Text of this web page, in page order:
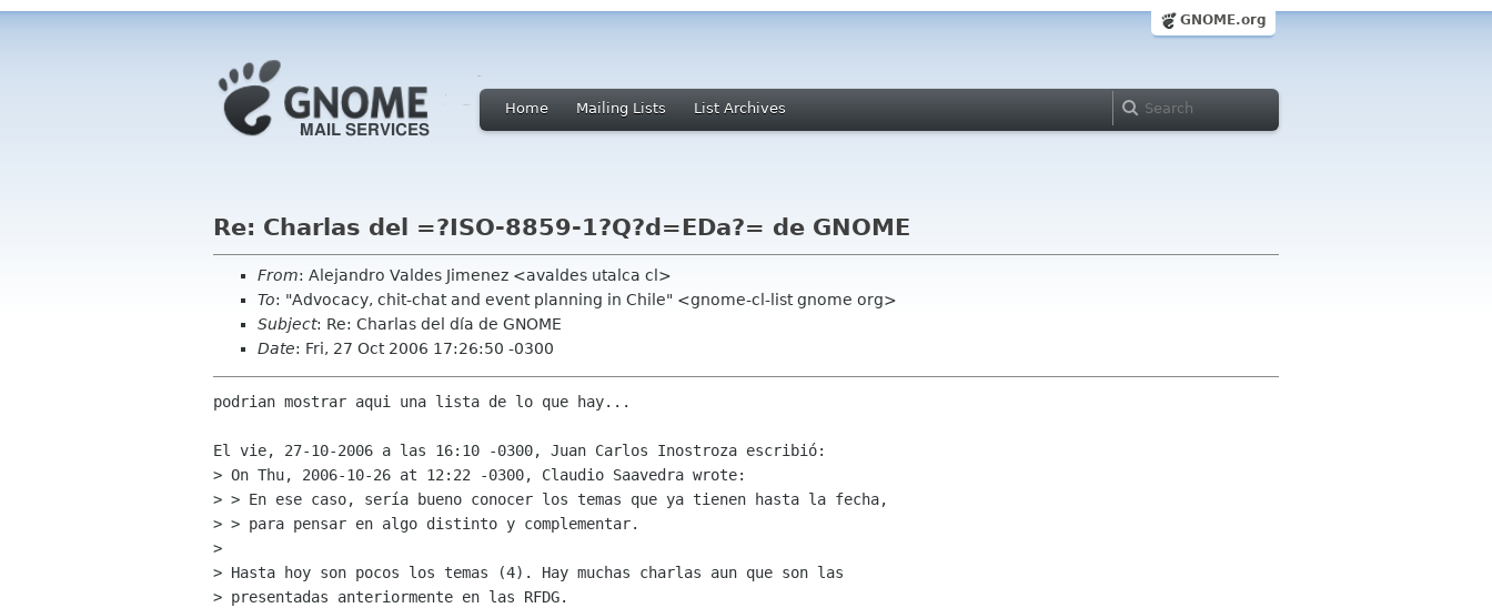
GNOME.org
Home Mailing Lists List Archives
Re: Charlas del =?ISO-8859-1?Q?d=EDa?= de GNOME
From: Alejandro Valdes Jimenez <avaldes utalca cl>
To: "Advocacy, chit-chat and event planning in Chile" <gnome-cl-list gnome org>
Subject: Re: Charlas del día de GNOME
Date: Fri, 27 Oct 2006 17:26:50 -0300
podrian mostrar aqui una lista de lo que hay...
El vie, 27-10-2006 a las 16:10 -0300, Juan Carlos Inostroza escribió:
> On Thu, 2006-10-26 at 12:22 -0300, Claudio Saavedra wrote:
> > En ese caso, sería bueno conocer los temas que ya tienen hasta la fecha,
> > para pensar en algo distinto y complementar.
>
> Hasta hoy son pocos los temas (4). Hay muchas charlas aun que son las
> presentadas anteriormente en las RFDG.